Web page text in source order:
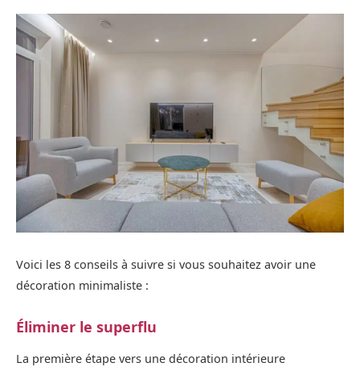
Voici les 8 conseils à suivre si vous souhaitez avoir une
décoration minimaliste :
Éliminer le superflu
La première étape vers une décoration intérieure